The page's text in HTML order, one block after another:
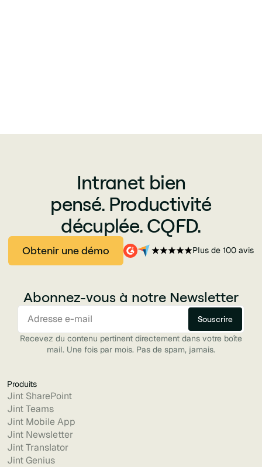
Intranet bien
pensé. Productivité
décuplée. CQFD.
Obtenir une démo Plus de 100 avis
Abonnez-vous à notre Newsletter
Recevez du contenu pertinent directement dans votre boîte
mail. Une fois par mois. Pas de spam, jamais.
Produits
Jint SharePoint
Jint Teams
Jint Mobile App
Jint Newsletter
Jint Translator
Jint Genius